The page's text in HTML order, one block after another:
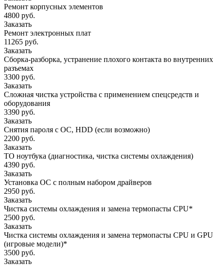
Ремонт корпусных элементов
4800 руб.
Заказать
Ремонт электронных плат
11265 руб.
Заказать
Сборка-разборка, устранение плохого контакта во внутренних
разъемах
3300 руб.
Заказать
Сложная чистка устройства с применением спецсредств и
оборудования
3390 руб.
Заказать
Снятия пароля с OC, HDD (если возможно)
2200 руб.
Заказать
ТО ноутбука (диагностика, чистка системы охлаждения)
4390 руб.
Заказать
Установка ОС с полным набором драйверов
2950 руб.
Заказать
Чистка системы охлаждения и замена термопасты CPU*
2500 руб.
Заказать
Чистка системы охлаждения и замена термопасты CPU и GPU
(игровые модели)*
3500 руб.
Заказать